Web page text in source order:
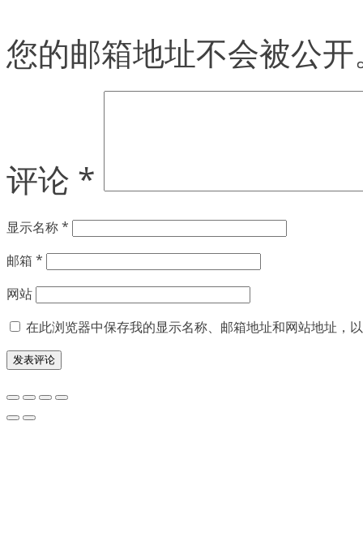
您的邮箱地址不会被公开
评论 *
显示名称*
邮箱 *
网站
在此浏览器中保存我的显示名称、邮箱地址和网站地址，